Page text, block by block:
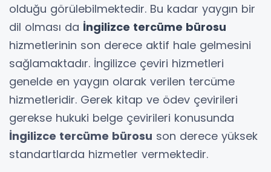
olduğu görülebilmektedir. Bu kadar yaygın bir
dil olması da İngilizce tercüme bürosu
hizmetlerinin son derece aktif hale gelmesini
sağlamaktadır. İngilizce çeviri hizmetleri
genelde en yaygın olarak verilen tercüme
hizmetleridir. Gerek kitap ve ödev çevirileri
gerekse hukuki belge çevirileri konusunda
İngilizce tercüme bürosu son derece yüksek
standartlarda hizmetler vermektedir.